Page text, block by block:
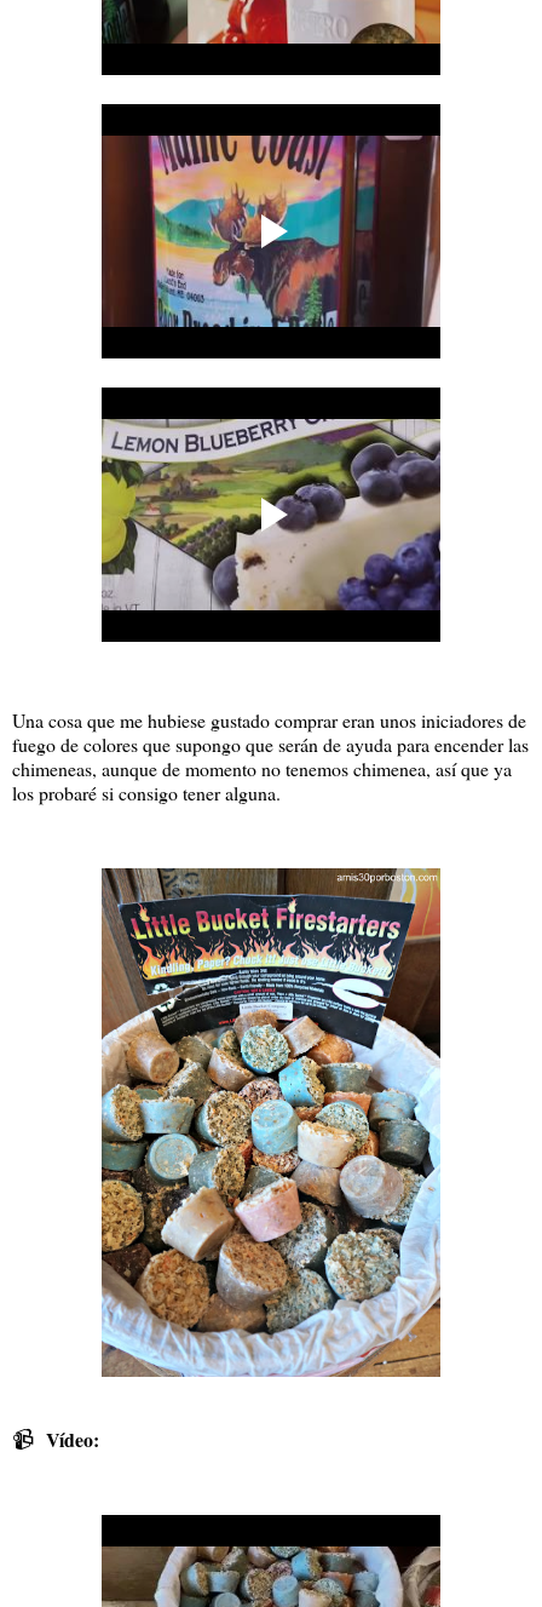
Una cosa que me hubiese gustado comprar eran unos iniciadores de
fuego de colores que supongo que serán de ayuda para encender las
chimeneas, aunque de momento no tenemos chimenea, así que ya
los probaré si consigo tener alguna.
📹 Vídeo: